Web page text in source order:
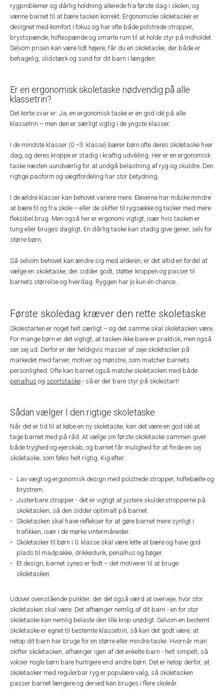
rygproblemer og dårlig holdning allerede fra første dag i skolen, og
vænne barnet til at bære tasken korrekt. Ergonomiske skoletasker er
designet med komfort i fokus og har ofte både polstrede stropper,
brystspænde, hoftespænde og smarte rum til at holde styr på indholdet.
Selvom prisen kan være lidt højere, får du en skoletaske, der både er
behagelig, slidstærk og sund for dit barn i længden.
Er en ergonomisk skoletaske nødvendig på alle
klassetrin?
Det korte svar er: Ja, en ergonomisk taske er en god idé på alle
klassetrin – men den er særligt vigtig i de yngste klasser.
I de mindste klasser (0.–3. klasse) bærer børn ofte deres skoletaske hver
dag, og deres kroppe er stadig i kraftig udvikling. Her er en ergonomisk
taske næsten uundværlig for at undgå belastning af ryg og skuldre. Den
rigtige pasform og vægtfordeling har stor betydning.
I de ældre klasser kan behovet variere mere. Eleverne har måske mindre
at bære til og fra skole – eller de skifter til rygsække og tasker med mere
fleksibel brug. Men også her er ergonomi vigtigt, især hvis tasken er
tung eller bruges dagligt. En dårlig taske kan stadig give gener, selv for
større børn.
Så selvom behovet kan ændre sig med alderen, er det altid en fordel at
vælge en skoletaske, der sidder godt, støtter kroppen og passer til
barnets størrelse og hverdag. Ryggen har jo kun én chance.
Første skoledag kræver den rette skoletaske
Skolestarten er noget helt særligt – og det samme skal skoletasken være.
For mange børn er det vigtigt, at tasken ikke bare er praktisk, men også
ser sej ud. Derfor er der heldigvis masser af seje skoletasker på
markedet med farver, motiver og mønstre, som matcher barnets
personlighed. Ofte kan barnet også matche skoletasken med både
penalhus og sportstaske - så er der bare styr på skolestart!
Sådan vælger I den rigtige skoletaske
Når det er tid til at købe en ny skoletaske, kan det være en god idé at
tage barnet med på råd. At vælge sin første skoletaske sammen giver
både tryghed og ejerskab, og barnet får mulighed for at finde en sej
skoletaske, som føles helt rigtig. Kig efter:
Lav vægt og ergonomisk design med polstrede stropper, hoftebælte og
brystrem.
Justerbare stropper - det er vigtigt at justere skulderstropperne på
skoletasken, så den sidder optimalt på barnet.
Skoletasken skal have reflekser for at gøre barnet mere synligt i
trafikken, især i de mørke vintermåneder.
Skoletasker til børn i 0. klasse skal være lette at bære og have god
plads til madpakke, drikkedunk, penalhus og bøger.
Et design, barnet synes er fedt – det motiverer til at bruge
skoletasken.
Udover ovenstående punkter, der det også værd at overveje, hvor stor
skoletasken skal være. Det afhænger nemlig af dit barn - en for stor
skoletaske kan nemlig belaste den lille krop unødigt. Selvom en bestemt
skoletaske er egnet til bestemte klassetrin, så kan det godt være, at
netop dit barn har bruge for en større eller mindre taske. Hvornår man
skifter skoletasken, afhænger igen af det enkelte barn - helt simpelt, så
vokser nogle børn bare hurtigere end andre børn. Det er netop derfor, at
skoletasker med regulerbar ryg er populære valg, så skoletasken
passer barnet længere og derved kan bruges i flere skoleår.